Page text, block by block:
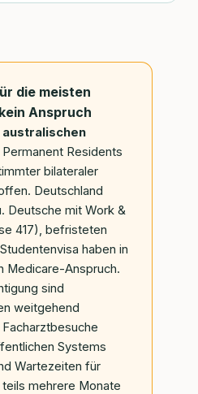
die meisten
Anspruch
Permanent Residents
bilateraler
Deutschland
Deutsche mit Work &
417), befristeten
haben in
Medicare-Anspruch.
sind
weitgehend
Systems
Wartezeiten für
mehrere Monate